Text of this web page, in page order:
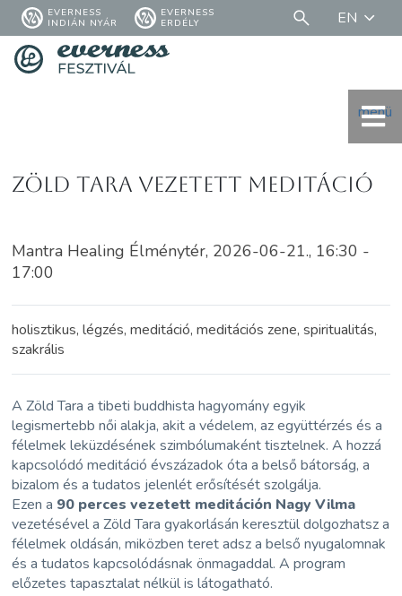
EVERNESS
INDIÁN NYÁR
EVERNESS
ERDÉLY
EN
menü
Zöld Tara vezetett meditáció
Mantra Healing Élménytér, 2026-06-21., 16:30 -
17:00
holisztikus, légzés, meditáció, meditációs zene, spiritualitás,
szakrális
A Zöld Tara a tibeti buddhista hagyomány egyik
legismertebb női alakja, akit a védelem, az együttérzés és a
félelmek leküzdésének szimbólumaként tisztelnek. A hozzá
kapcsolódó meditáció évszázadok óta a belső bátorság, a
bizalom és a tudatos jelenlét erősítését szolgálja.
Ezen a 90 perces vezetett meditáción Nagy Vilma
vezetésével a Zöld Tara gyakorlásán keresztül dolgozhatsz a
félelmek oldásán, miközben teret adsz a belső nyugalomnak
és a tudatos kapcsolódásnak önmagaddal. A program
előzetes tapasztalat nélkül is látogatható.